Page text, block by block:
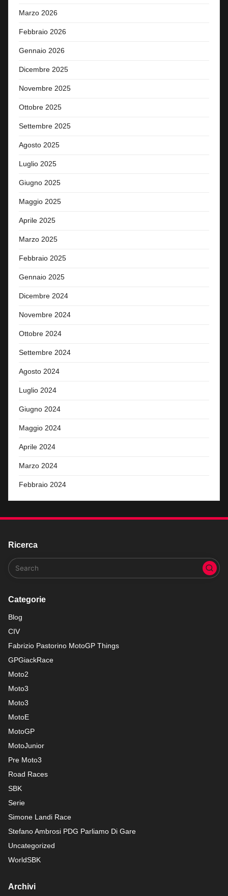
Marzo 2026
Febbraio 2026
Gennaio 2026
Dicembre 2025
Novembre 2025
Ottobre 2025
Settembre 2025
Agosto 2025
Luglio 2025
Giugno 2025
Maggio 2025
Aprile 2025
Marzo 2025
Febbraio 2025
Gennaio 2025
Dicembre 2024
Novembre 2024
Ottobre 2024
Settembre 2024
Agosto 2024
Luglio 2024
Giugno 2024
Maggio 2024
Aprile 2024
Marzo 2024
Febbraio 2024
Ricerca
Categorie
Blog
CIV
Fabrizio Pastorino MotoGP Things
GPGiackRace
Moto2
Moto3
Moto3
MotoE
MotoGP
MotoJunior
Pre Moto3
Road Races
SBK
Serie
Simone Landi Race
Stefano Ambrosi PDG Parliamo Di Gare
Uncategorized
WorldSBK
Archivi